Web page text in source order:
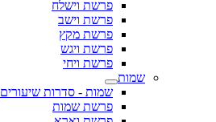
פרשת וישלח
פרשת וישב
פרשת מקץ
פרשת ויגש
פרשת ויחי
שמות
שמות - סדרות שיעורים
פרשת שמות